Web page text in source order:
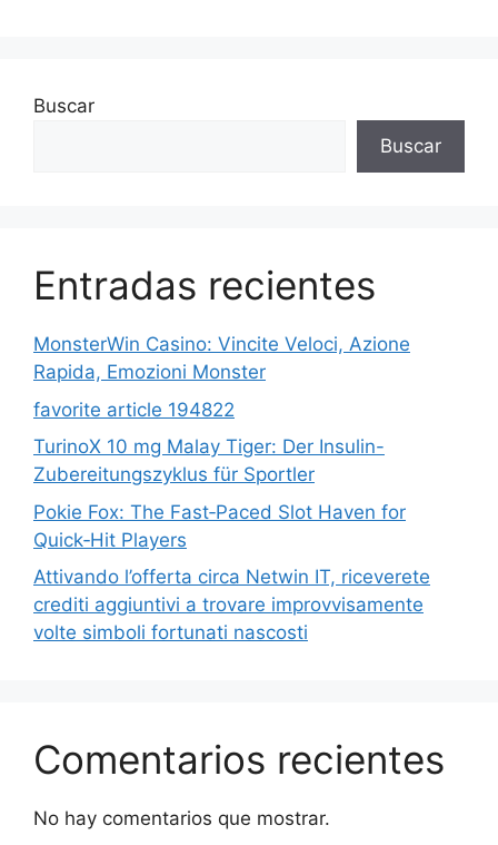
Buscar
Buscar
Entradas recientes
MonsterWin Casino: Vincite Veloci, Azione
Rapida, Emozioni Monster
favorite article 194822
TurinoX 10 mg Malay Tiger: Der Insulin-
Zubereitungszyklus für Sportler
Pokie Fox: The Fast‑Paced Slot Haven for
Quick‑Hit Players
Attivando l’offerta circa Netwin IT, riceverete
crediti aggiuntivi a trovare improvvisamente
volte simboli fortunati nascosti
Comentarios recientes
No hay comentarios que mostrar.